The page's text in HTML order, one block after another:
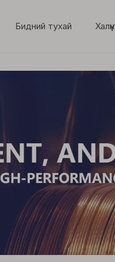
Бидний тухай Халүүн